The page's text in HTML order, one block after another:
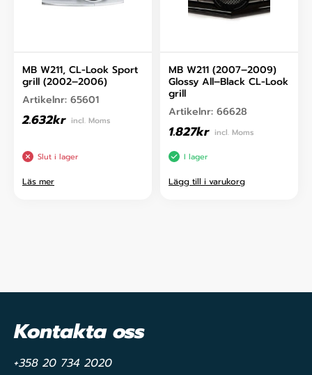
MB W211, CL-Look Sport
grill (2002–2006)
Artikelnr: 65601
2.632kr incl. Moms
Slut i lager
Läs mer
MB W211 (2007–2009)
Glossy All–Black CL-Look
grill
Artikelnr: 66628
1.827kr incl. Moms
I lager
Lägg till i varukorg
Kontakta oss
+358 20 734 2020